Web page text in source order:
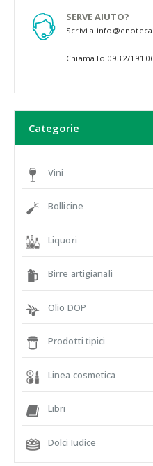
SERVE AIUTO?
Scrivi a
Chiama lo 0932/
Categorie
Vini
Bollicine
Liquori
Birre artigianali
Olio DOP
Prodotti tipici
Linea cosmetica
Libri
Dolci Iudice